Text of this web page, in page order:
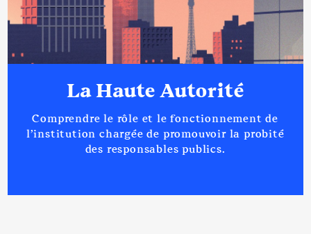
La Haute Autorité
Comprendre le rôle et le fonctionnement de
l’institution chargée de promouvoir la probité
des responsables publics.